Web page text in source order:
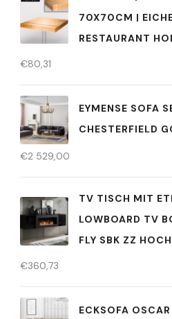
70X70CM |
RESTAURANT
€80,31
EYMENSE SOFA
CHESTERFIELD
€2 529,00
TV TISCH MIT
LOWBOARD TV
FLY SBK ZZ
€360,73
ECKSOFA